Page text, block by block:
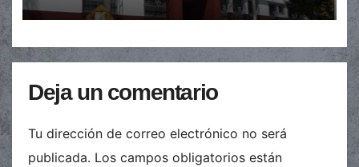
Deja un comentario
Tu dirección de correo electrónico no será
publicada. Los campos obligatorios están